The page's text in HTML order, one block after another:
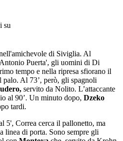
su
di Siviglia. Al
Puerta', gli uomini di Di
tempo e nella ripresa sfiorano il
palo. Al 73’, però, gli spagnoli
servito da Nolito. L’attaccante
al 90’. Un minuto dopo, Dzeko
tardi.
5', Correa cerca il pallonetto, ma
linea di porta. Sono sempre gli